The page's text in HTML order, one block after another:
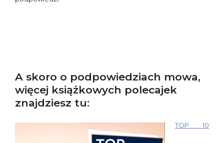
A skoro o podpowiedziach mowa,
więcej książkowych polecajek
znajdziesz tu:
TOP 10